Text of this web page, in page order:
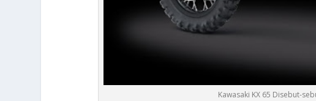
Kawasaki KX 65 Disebut-